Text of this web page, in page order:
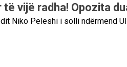
vijë radha! Opozita
Niko Peleshi i solli ndërmend